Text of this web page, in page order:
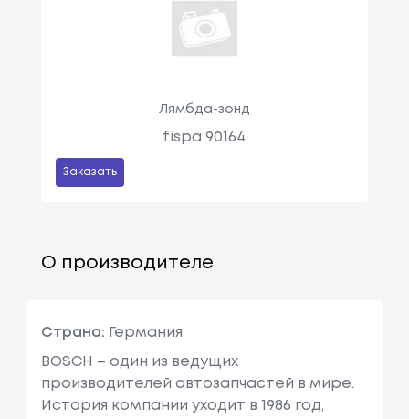
Лямбда-зонд
fispa 90164
Заказать
О производителе
Страна: Германия
BOSCH – один из ведущих
производителей автозапчастей в мире.
История компании уходит в 1986 год,